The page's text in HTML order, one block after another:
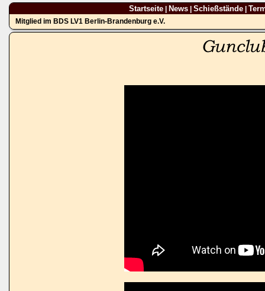
Startseite| News| Schießstände|
Mitglied im BDS LV1 Berlin-Brandenburg e.V.